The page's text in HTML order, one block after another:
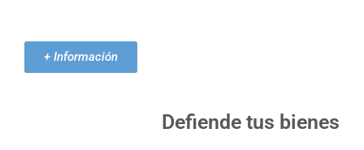
+ Información
Defiende tus bienes